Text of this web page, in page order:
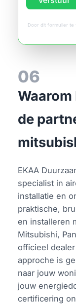
Door dit formulier te
06
Waarom
de
EKAA
specialist in
installatie en
praktische,
en installeren
Mitsubishi,
officieel
approche is
naar jouw
jouw
certificering